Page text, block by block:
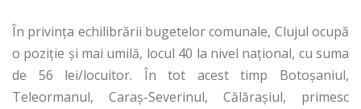
În privința echilibrării bugetelor comunale, Clujul ocupă
o poziție și mai umilă, locul 40 la nivel național, cu suma
de 56 lei/locuitor. În tot acest timp Botoșaniul,
Teleormanul, Caraș-Severinul, Călărașiul, primesc